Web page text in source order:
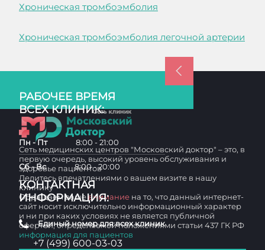
Хроническая тромбоэмболия
Хроническая тромбоэмболия легочной артерии
РАБОЧЕЕ ВРЕМЯ
ВСЕХ КЛИНИК:
Пн - Пт 8:00 - 21:00
Сб - Вс 8:00 - 20:00
КОНТАКТНАЯ
ИНФОРМАЦИЯ:
Единый номер для всех клиник
+7 (499) 600-03-03
Сеть медицинских центров "Московский доктор" – это, в
первую очередь, высокий уровень обслуживания и
здоровье пациентов
Делитесь впечатлениями о вашем визите в нашу
клинику
Обращаем вашевнимание на то, что данный интернет-
сайт носит исключительно информационный характер
и ни при каких условиях не является публичной
офертой, определяемой положениями статьи 437 ГК РФ
информация для пациентов